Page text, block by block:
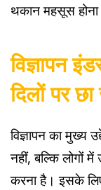
थकान महसूस होना
विज्ञापन
दिलों पर
विज्ञापन का मुख्य
नहीं, बल्कि लोगों
करना है। इसके लिए